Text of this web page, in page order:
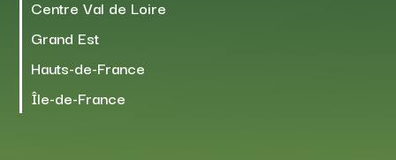
Centre Val de Loire
Grand Est
Hauts-de-France
Île-de-France